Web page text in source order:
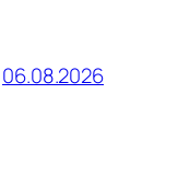
06.08.2026